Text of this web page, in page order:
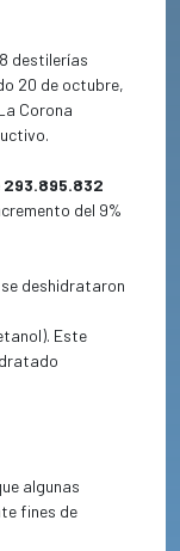
destilerías
20 de octubre,
Corona
293.895.832
del 9%
deshidrataron
Este
algunas
fines de